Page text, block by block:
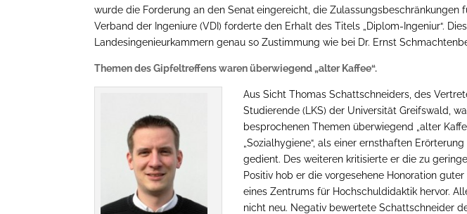
wurde die Forderung an den Senat eingereicht, die Zulassungsbeschränkungen
Verband der Ingeniure (VDI) forderte den Erhalt des Titels „Diplom-Ingeniur“.
Landesingenieurkammern genau so Zustimmung wie bei Dr. Ernst
Themen des Gipfeltreffens waren überwiegend „alter Kaffee“.
Aus Sicht Thomas Schattschneiders, des
Studierende (LKS) der Universität Greifswald,
besprochenen Themen überwiegend „alter
„Sozialhygiene“, als einer ernsthaften
gedient. Des weiteren kritisierte er die zu
Positiv hob er die vorgesehene Honoration
eines Zentrums für Hochschuldidaktik hervor.
nicht neu. Negativ bewertete Schattschneider